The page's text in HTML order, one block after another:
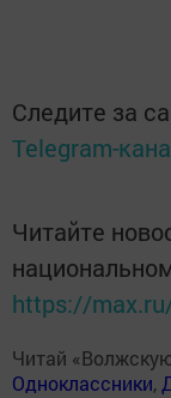
Следите за
Telegram-
Читайте
https://
Читай
Одноклассники,